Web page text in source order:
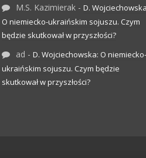
M.S. Kazimierak - D.
O niemiecko-ukraińskim sojuszu. Czym
będzie skutkował w przyszłości?
ad - D. Wojciechowska: O niemiecko-
ukraińskim sojuszu. Czym będzie
skutkował w przyszłości?